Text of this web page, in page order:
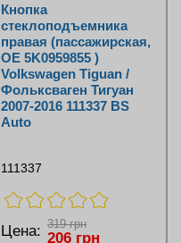
Кнопка
стеклоподъемника
правая (пассажирская,
OE 5K0959855 )
Volkswagen Tiguan /
Фольксваген Тигуан
2007-2016 111337 BS
Auto
111337
Цена: 319 грн
206 грн